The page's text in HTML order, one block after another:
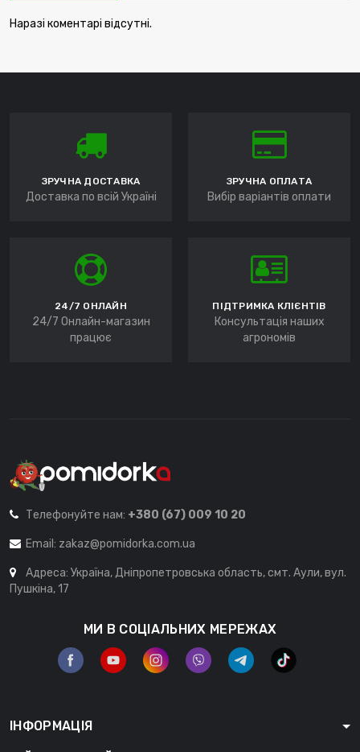
Наразі коментарі відсутні.
ЗРУЧНА ДОСТАВКА
Доставка по всій Україні
ЗРУЧНА ОПЛАТА
Вибір варіантів оплати
24/7 ОНЛАЙН
24/7 Онлайн-магазин
працює
ПІДТРИМКА КЛІЄНТІВ
Консультація наших
агрономів
Телефонуйте нам: +380 (67) 009 10 20
Email: zakaz@pomidorka.com.ua
Адреса: Україна, Дніпропетровська область, смт. Аули, вул.
Пушкіна, 17
МИ В СОЦІАЛЬНИХ МЕРЕЖАХ
ІНФОРМАЦІЯ